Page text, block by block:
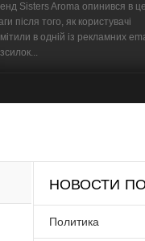
Sisters Aroma опинився в
після того, як користувачі
в одній із рекламних
НОВОСТИ
Политика
имя пользователя?